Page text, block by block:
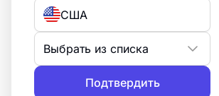
США
Выбрать из списка
Подтвердить